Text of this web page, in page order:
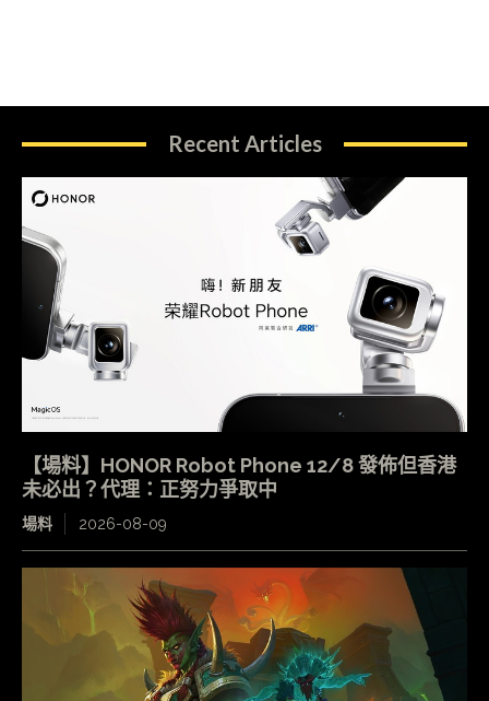
Recent Articles
【場料】HONOR Robot Phone 12/8 發佈但香港
未必出？代理：正努力爭取中
場料 2026-08-09